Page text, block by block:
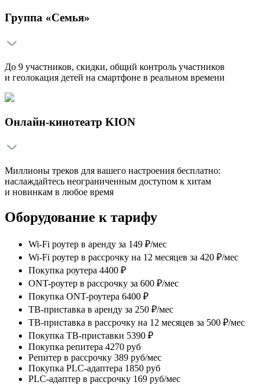
Группа «Семья»
До 9 участников, скидки, общий контроль участников
и геолокация детей на смартфоне в реальном времени
Онлайн-кинотеатр KION
Миллионы треков для вашего настроения бесплатно:
наслаждайтесь неограниченным доступом к хитам
и новинкам в любое время
Оборудование к тарифу
Wi-Fi роутер в аренду за 149 ₽/мес
Wi-Fi роутер в рассрочку на 12 месяцев за 420 ₽/мес
Покупка роутера 4400 ₽
ONT-роутер в рассрочку за 600 ₽/мес
Покупка ONT-роутера 6400 ₽
ТВ-приставка в аренду за 250 ₽/мес
ТВ-приставка в рассрочку на 12 месяцев за 500 ₽/мес
Покупка ТВ-приставки 5390 ₽
Покупка репитера 4270 руб
Репитер в рассрочку 389 руб/мес
Покупка PLC-адаптера 1850 руб
PLC-адаптер в рассрочку 169 руб/мес